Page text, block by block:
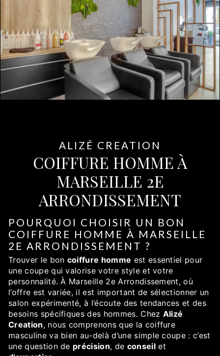
ALIZÉ CREATION
COIFFURE HOMME À
MARSEILLE 2E
ARRONDISSEMENT
POURQUOI CHOISIR UN BON
COIFFURE HOMME À MARSEILLE
2E ARRONDISSEMENT ?
Trouver le bon coiffure homme est essentiel pour
une coupe qui valorise votre style et votre
personnalité. À Marseille 2e Arrondissement, où
l’offre est variée, il est important de sélectionner un
salon expérimenté, à l’écoute des tendances et des
besoins spécifiques des hommes. Chez Alizé
Creation, nous comprenons que la coiffure
masculine va bien au-delà d’une simple coupe : c’est
une question de précision, de conseilet